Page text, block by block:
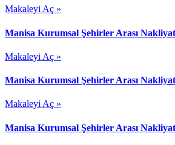
Makaleyi Aç »
Manisa Kurumsal Şehirler Arası Nakliyat
Makaleyi Aç »
Manisa Kurumsal Şehirler Arası Nakliyat
Makaleyi Aç »
Manisa Kurumsal Şehirler Arası Nakliyat